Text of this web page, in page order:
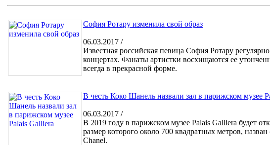
София Ротару изменила свой образ
06.03.2017 /
Известная российская певица София Ротару
концертах. Фанаты артистки восхищаются ее
всегда в прекрасной форме.
В честь Коко Шанель назвали зал в парижском музее
06.03.2017 /
В 2019 году в парижском музее Palais Galliera будет
размер которого около 700 квадратных метров,
Chanel.